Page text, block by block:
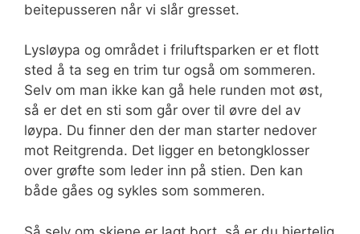
beitepusseren når vi slår gresset.
Lysløypa og området i friluftsparken er et flott
sted å ta seg en trim tur også om sommeren.
Selv om man ikke kan gå hele runden mot øst,
så er det en sti som går over til øvre del av
løypa. Du finner den der man starter nedover
mot Reitgrenda. Det ligger en betongklosser
over grøfte som leder inn på stien. Den kan
både gåes og sykles som sommeren.